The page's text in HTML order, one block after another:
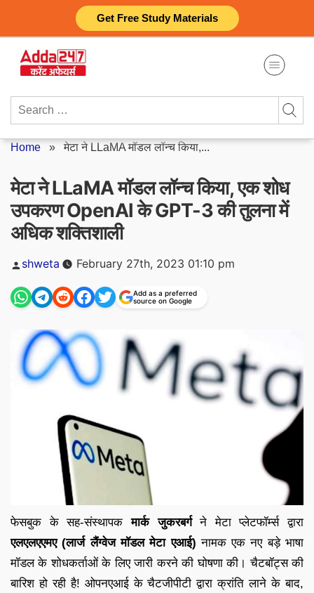
Get Free Study Materials
content
Search
Home »मेटा ने LLaMA मॉडल लॉन्च किया,...
मेटा ने LLaMA मॉडल लॉन्च किया, एक शोध
उपकरण OpenAI के GPT-3 की तुलना में
अधिक शक्तिशाली
Posted
by
shweta February 27th, 2023 01:10 pm
Add as a preferred
source on Google
फेसबुक के सह-संस्थापकमार्क जुकरबर्गने मेटा प्लेटफॉर्म्स द्वारा
एलएलएएमए (लार्ज लैंग्वेज मॉडल मेटा एआई) नामक एक नए बड़े भाषा
मॉडल के शोधकर्ताओं के लिए जारी करने की घोषणा की। चैटबॉट्स की
बारिश हो रही है! ओपनएआई के चैटजीपीटी द्वारा क्रांति लाने के बाद,